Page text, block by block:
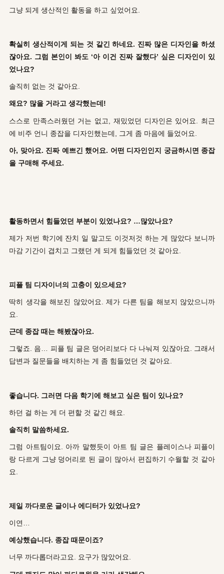
그냥 되게 생산적인 활동을 하고 싶었어요.
확실히 생산적이게 되는 것 같긴 하네요. 진짜 많은 디자인을 하셨
잖아요. 그럼 본인이 봐도 ‘아 이건 진짜 잘했다’ 싶은 디자인이 있
었나요?
솔직히 없는 것 같아요.
왜요? 많을 거라고 생각했는데!
스스로 만족스러웠던 거는 없고, 재밌었던 디자인은 있어요. 최근
에 비주 언니 종잡을 디자인했는데, 그게 좀 마음에 들었어요.
아, 맞아요. 진짜 예쁘긴 했어요. 어떤 디자인인지 궁금하시면 종잡
을 구매해 주세요.
활동하면서 힘들었던 부분이 있었나요? …많았나요?
제가 저번 학기에 잔치 일 말고도 이것저것 하는 게 많았다 보니까
마감 기간이 겹치고 그랬던 게 되게 힘들었던 것 같아요.
피플 팀 디자이너의 고충이 있으세요?
딱히 생각을 해보진 않았어요. 제가 다른 팀을 해보지 않았으니까
요.
근데 종잡 때는 해봤잖아요.
그렇죠. 음… 피플 팀 글은 덩어리보다 다 나눠져 있잖아요. 그래서
답변과 질문들을 배치하는 게 좀 힘들었던 것 같아요.
좋습니다. 그러면 다음 학기에 해보고 싶은 팀이 있나요?
하던 걸 하는 게 더 편할 것 같긴 해요.
솔직히 말씀하세요.
그럼 아트팀이요. 아까 말했듯이 아트 팀 글은 플레이스나 피플이
랑 다르게 그냥 덩어리로 된 글이 많아서 편집하기 수월할 것 같아
요.
제일 까다로운 글이나 에디터가 있었나요?
이연…
예상했습니다. 종잡 때문이죠?
너무 까다롭더라고요. 요구가 많았어요.